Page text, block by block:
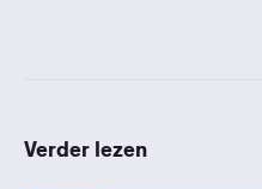
Verder lezen